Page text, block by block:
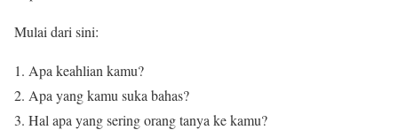
Mulai dari sini:
Apa keahlian kamu?
Apa yang kamu suka bahas?
Hal apa yang sering orang tanya ke kamu?